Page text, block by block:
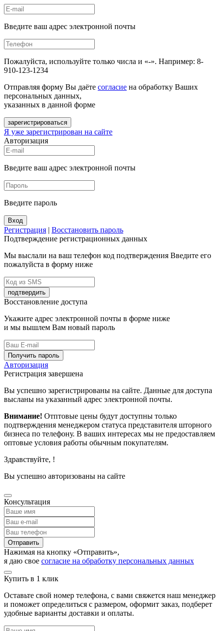
Введите ваш адрес электронной почты
Пожалуйста, используйте только числа и «-». Например: 8-
910-123-1234
Отправляя форму Вы даёте согласие на обработку Ваших
персональных данных,
указанных в данной форме
зарегистрироваться
Я уже зарегистрирован на сайте
Авторизация
Введите ваш адрес электронной почты
Введите пароль
Вход
Регистрация | Восстановить пароль
Подтверждение регистрационных данных
Мы выслали на ваш телефон код подтверждения Введите его
пожалуйста в форму ниже
подтвердить
Восстановление доступа
Укажите адрес электронной почты в форме ниже
и мы вышлем Вам новый пароль
Получить пароль
Авторизация
Регистрация завершена
Вы успешно зарегистрированы на сайте. Данные для доступа
высланы на указанный адрес электронной почты.
Внимание! Отптовые цены будут доступны только
подтверждения менеджером статуса представителя шторного
бизнеса по телефону. В ваших интересах мы не предоставляем
оптовые условия работы обычным покупателям.
Здравствуйте, !
Вы успешно авторизованы на сайте
Консультация
Отправить
Нажимая на кнопку «Отправить»,
я даю свое согласие на обработку персональных данных
Купить в 1 клик
Оставьте свой номер телефона, с вами свяжется наш менеджер
и поможет определиться с размером, оформит заказ, подберет
удобные варианты доставки и оплаты.